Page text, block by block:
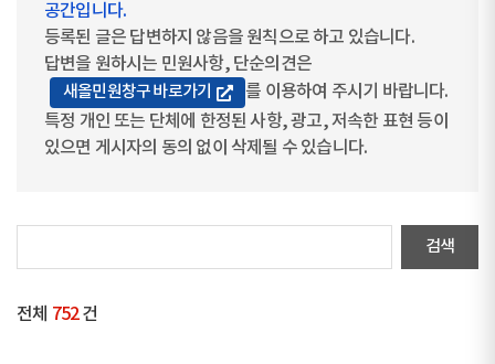
공간입니다.
등록된 글은 답변하지 않음을 원칙으로 하고 있습니다.
답변을 원하시는 민원사항, 단순의견은
새올민원창구 바로가기
를 이용하여 주시기 바랍니다.
특정 개인 또는 단체에 한정된 사항, 광고, 저속한 표현 등이
있으면 게시자의 동의 없이 삭제될 수 있습니다.
전체 752 건